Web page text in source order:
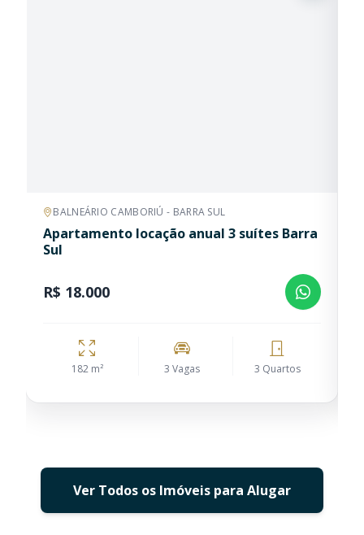
BALNEÁRIO CAMBORIÚ - BARRA SUL
Apartamento locação anual 3 suítes Barra
Sul
R$ 18.000
182 m² 3 Vagas 3 Quartos
Ver Todos os Imóveis para Alugar